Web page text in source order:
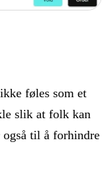
føles som et
slik at folk kan
også til å forhindre